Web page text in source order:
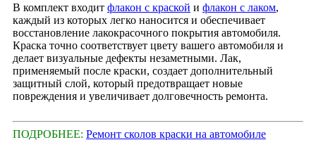
В комплект входит флакон с краской и флакон с лаком,
каждый из которых легко наносится и обеспечивает
восстановление лакокрасочного покрытия автомобиля.
Краска точно соответствует цвету вашего автомобиля и
делает визуальные дефекты незаметными. Лак,
применяемый после краски, создает дополнительный
защитный слой, который предотвращает новые
повреждения и увеличивает долговечность ремонта.
ПОДРОБНЕЕ: Ремонт сколов краски на автомобиле